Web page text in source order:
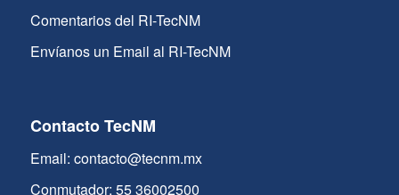
Comentarios del RI-TecNM
Envíanos un Email al RI-TecNM
Contacto TecNM
Email: contacto@tecnm.mx
Conmutador: 55 36002500